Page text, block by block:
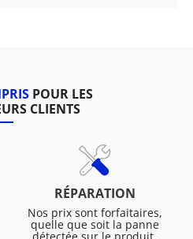
POUR LES
CLIENTS
RÉPARATION
Nos prix sont forfaitaires,
quelle que soit la panne